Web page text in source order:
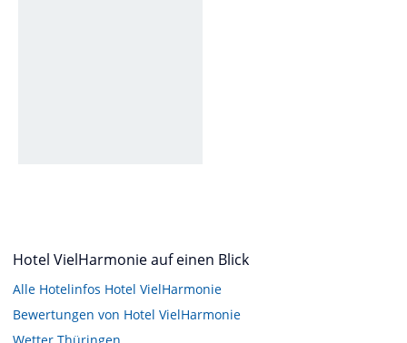
Hotel VielHarmonie auf einen Blick
Alle Hotelinfos Hotel VielHarmonie
Bewertungen von Hotel VielHarmonie